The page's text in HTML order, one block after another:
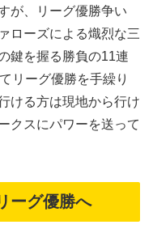
が、リーグ優勝争い
ローズによる熾烈な三
鍵を握る勝負の11連
リーグ優勝を手繰り
ける方は現地から行け
クスにパワーを送って
ーグ優勝へ